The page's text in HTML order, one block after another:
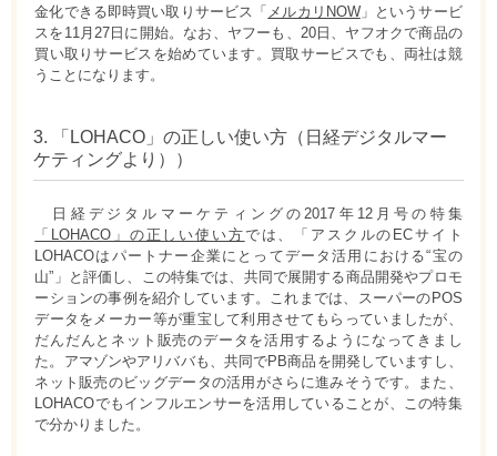
金化できる即時買い取りサービス「 メルカリNOW」というサービ
スを11月27日に開始。なお、ヤフーも、20日、ヤフオクで商品の
買い取りサービスを始めています。買取サービスでも、両社は競
うことになります。
3. 「LOHACO」の正しい使い方（日経デジタルマー
ケティングより））
日経デジタルマーケティングの2017年12月号の特集
「LOHACO」の正しい使い方では、「アスクルのECサイト
LOHACOはパートナー企業にとってデータ活用における“宝の
山”」と評価し、この特集では、共同で展開する商品開発やプロモ
ーションの事例を紹介しています。これまでは、スーパーのPOS
データをメーカー等が重宝して利用させてもらっていましたが、
だんだんとネット販売のデータを活用するようになってきまし
た。アマゾンやアリババも、共同でPB商品を開発していますし、
ネット販売のビッグデータの活用がさらに進みそうです。また、
LOHACOでもインフルエンサーを活用していることが、この特集
で分かりました。